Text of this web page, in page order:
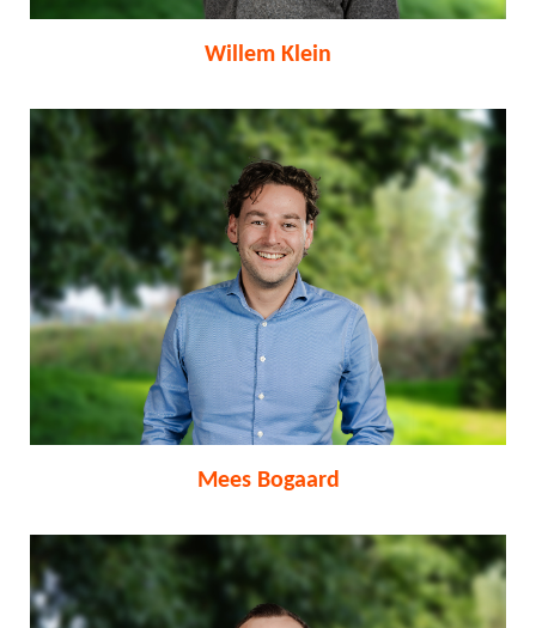
Willem Klein
Mees Bogaard